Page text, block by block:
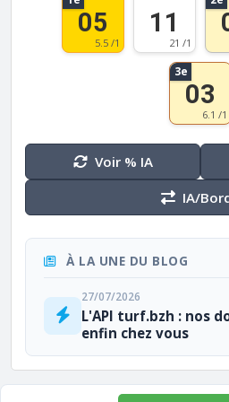
05
5.5 /1
11
21 /1
3e
03
6.1 /1
Voir % IA
IA/
À LA UNE DU BLOG
27/07/2026
L'API turf.bzh : nos
enfin chez vous